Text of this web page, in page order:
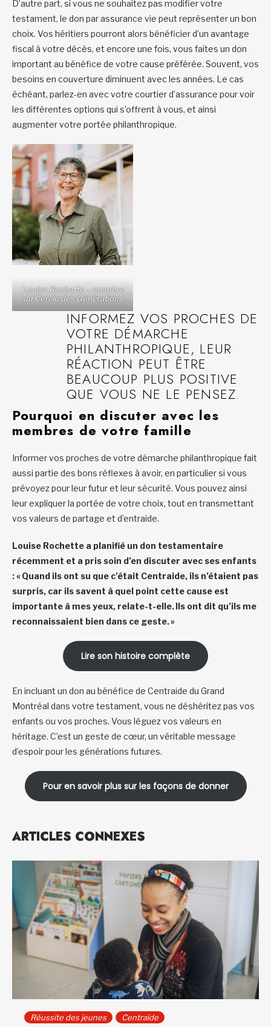
D’autre part, si vous ne souhaitez pas modifier votre
testament, le don par assurance vie peut représenter un bon
choix. Vos héritiers pourront alors bénéficier d’un avantage
fiscal à votre décès, et encore une fois, vous faites un don
important au bénéfice de votre cause préférée. Souvent, vos
besoins en couverture diminuent avec les années. Le cas
échéant, parlez-en avec votre courtier d’assurance pour voir
les différentes options qui s’offrent à vous, et ainsi
augmenter votre portée philanthropique.
Louise Rochette – membre
du Cercle des Générations
INFORMEZ VOS PROCHES DE
VOTRE DÉMARCHE
PHILANTHROPIQUE, LEUR
RÉACTION PEUT ÊTRE
BEAUCOUP PLUS POSITIVE
QUE VOUS NE LE PENSEZ.
Pourquoi en discuter avec les
membres de votre famille
Informer vos proches de votre démarche philanthropique fait
aussi partie des bons réflexes à avoir, en particulier si vous
prévoyez pour leur futur et leur sécurité. Vous pouvez ainsi
leur expliquer la portée de votre choix, tout en transmettant
vos valeurs de partage et d’entraide.
Louise Rochette a planifié un don testamentaire
récemment et a pris soin d’en discuter avec ses enfants
: « Quand ils ont su que c’était Centraide, ils n’étaient pas
surpris, car ils savent à quel point cette cause est
importante à mes yeux, relate-t-elle. Ils ont dit qu’ils me
reconnaissaient bien dans ce geste. »
Lire son histoire complète
En incluant un don au bénéfice de Centraide du Grand
Montréal dans votre testament, vous ne déshéritez pas vos
enfants ou vos proches. Vous léguez vos valeurs en
héritage. C’est un geste de cœur, un véritable message
d’espoir pour les générations futures.
Pour en savoir plus sur les façons de donner
ARTICLES CONNEXES
Réussite des jeunes Centraide